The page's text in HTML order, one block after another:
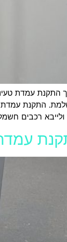
התקנת עמדת
התקנת עמדת
ולייבא רכבים